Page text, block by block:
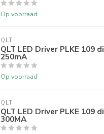
Op voorraad
QLT
QLT LED Driver PLKE 109
250mA
Op voorraad
QLT
QLT LED Driver PLKE 109
300MA